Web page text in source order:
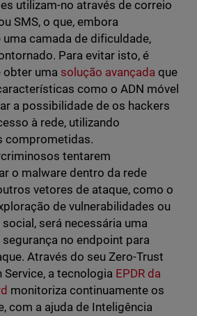
utilizam-no através de correio
SMS, o que, embora
uma camada de dificuldade,
Para evitar isto, é
uma solução avançada que
como o ADN móvel
a possibilidade de os hackers
à rede, utilizando
comprometidas.
tentarem
o malware dentro da rede
vetores de ataque, como o
de vulnerabilidades ou
será necessária uma
no endpoint para
Através do seu Zero-Trust
a tecnologia EPDR da
monitoriza continuamente os
com a ajuda de Inteligência